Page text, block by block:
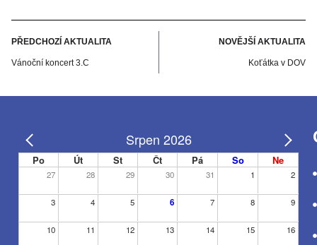
PŘEDCHOZÍ AKTUALITA
Vánoční koncert 3.C
NOVĚJŠÍ AKTUALITA
Koťátka v DOV
Srpen 2026
Po Út St Čt Pá So Ne
27 28 29 30 31 1 2
3 4 5 6 7 8 9
10 11 12 13 14 15 16